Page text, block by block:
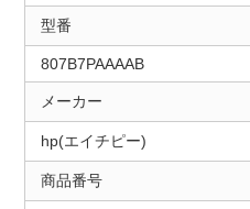
型番
807B7PAAAAB
メーカー
hp(エイチピー)
商品番号